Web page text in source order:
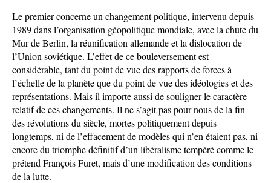
Le premier concerne un changement politique, intervenu depuis
1989 dans l’organisation géopolitique mondiale, avec la chute du
Mur de Berlin, la réunification allemande et la dislocation de
l’Union soviétique. L’effet de ce bouleversement est
considérable, tant du point de vue des rapports de forces à
l’échelle de la planète que du point de vue des idéologies et des
représentations. Mais il importe aussi de souligner le caractère
relatif de ces changements. Il ne s’agit pas pour nous de la fin
des révolutions du siècle, mortes politiquement depuis
longtemps, ni de l’effacement de modèles qui n’en étaient pas, ni
encore du triomphe définitif d’un libéralisme tempéré comme le
prétend François Furet, mais d’une modification des conditions
de la lutte.